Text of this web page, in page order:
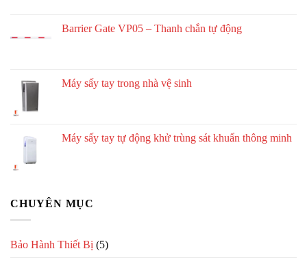
Barrier Gate VP05 – Thanh chắn tự động
Máy sấy tay trong nhà vệ sinh
Máy sấy tay tự động khử trùng sát khuẩn thông minh
CHUYÊN MỤC
Bảo Hành Thiết Bị (5)